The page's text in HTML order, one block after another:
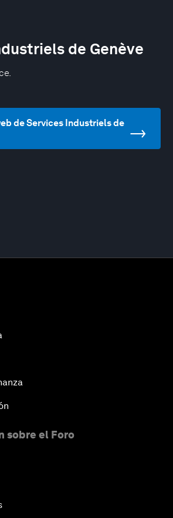
de Genève
de Services Industriels de
sobre el Foro